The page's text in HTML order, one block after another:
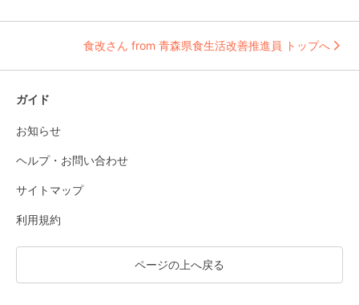
食改さん from 青森県食生活改善推進員 トップへ
ガイド
お知らせ
ヘルプ・お問い合わせ
サイトマップ
利用規約
ページの上へ戻る